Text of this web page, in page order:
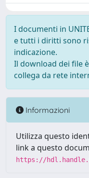
I documenti in
e tutti i diritti sono
indicazione.
Il download dei file
collega da rete
Informazioni
Utilizza questo
link a questo
https://